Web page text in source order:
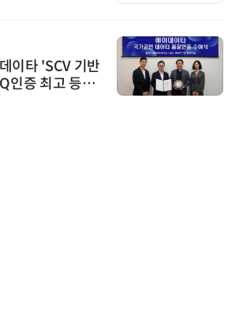
이타 'SCV 기반
인증 최고 등급